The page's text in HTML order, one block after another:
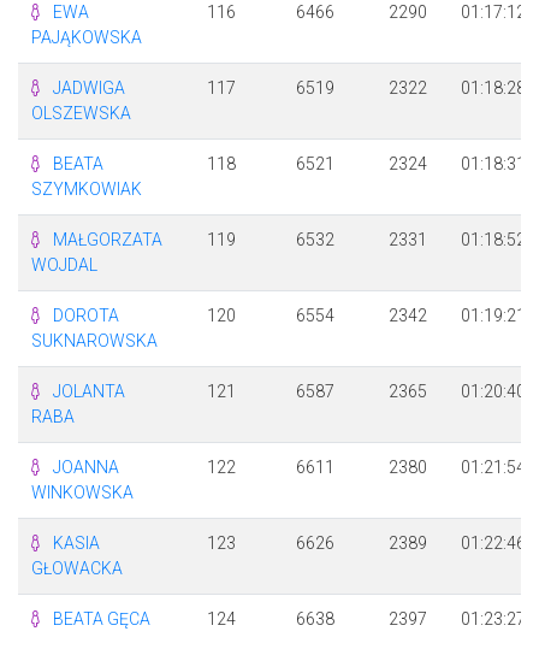
EWA
PAJĄKOWSKA
116 6466 2290 01:17:12
JADWIGA
OLSZEWSKA
117 6519 2322 01:18:28
BEATA
SZYMKOWIAK
118 6521 2324 01:18:31
MAŁGORZATA
WOJDAL
119 6532 2331 01:18:52
DOROTA
SUKNAROWSKA
120 6554 2342 01:19:21
JOLANTA
RABA
121 6587 2365 01:20:40
JOANNA
WINKOWSKA
122 6611 2380 01:21:54
KASIA
GŁOWACKA
123 6626 2389 01:22:46
BEATA GĘCA 124 6638 2397 01:23:27